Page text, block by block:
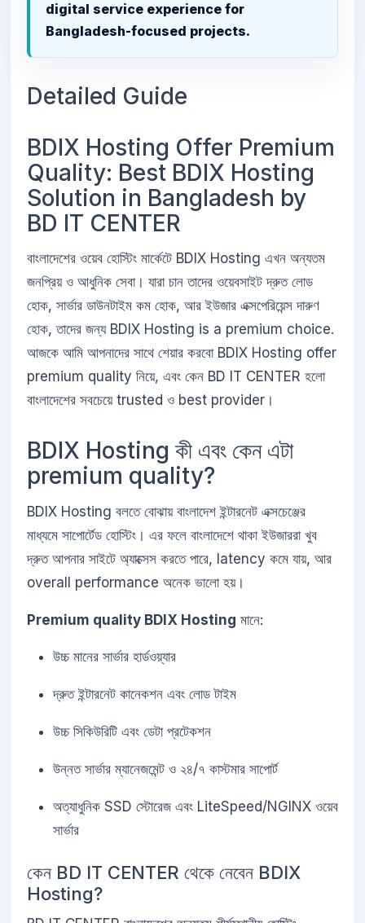
digital service experience for
Bangladesh-focused projects.
Detailed Guide
BDIX Hosting Offer Premium
Quality: Best BDIX Hosting
Solution in Bangladesh by
BD IT CENTER
বাংলাদেশের ওয়েব হোস্টিং মার্কেটে BDIX Hosting এখন অন্যতম
জনপ্রিয় ও আধুনিক সেবা। যারা চান তাদের ওয়েবসাইট দ্রুত লোড
হোক, সার্ভার ডাউনটাইম কম হোক, আর ইউজার এক্সপেরিয়েন্স দারুণ
হোক, তাদের জন্য BDIX Hosting is a premium choice.
আজকে আমি আপনাদের সাথে শেয়ার করবো BDIX Hosting offer
premium quality নিয়ে, এবং কেন BD IT CENTER হলো
বাংলাদেশের সবচেয়ে trusted ও best provider।
BDIX Hosting কী এবং কেন এটা
premium quality?
BDIX Hosting বলতে বোঝায় বাংলাদেশ ইন্টারনেট এক্সচেঞ্জের
মাধ্যমে সাপোর্টেড হোস্টিং। এর ফলে বাংলাদেশে থাকা ইউজাররা খুব
দ্রুত আপনার সাইটে অ্যাক্সেস করতে পারে, latency কমে যায়, আর
overall performance অনেক ভালো হয়।
Premium quality BDIX Hosting মানে:
উচ্চ মানের সার্ভার হার্ডওয়্যার
দ্রুত ইন্টারনেট কানেকশন এবং লোড টাইম
উচ্চ সিকিউরিটি এবং ডেটা প্রটেকশন
উন্নত সার্ভার ম্যানেজমেন্ট ও ২৪/৭ কাস্টমার সাপোর্ট
অত্যাধুনিক SSD স্টোরেজ এবং LiteSpeed/NGINX ওয়েব
সার্ভার
কেন BD IT CENTER থেকে নেবেন BDIX
Hosting?